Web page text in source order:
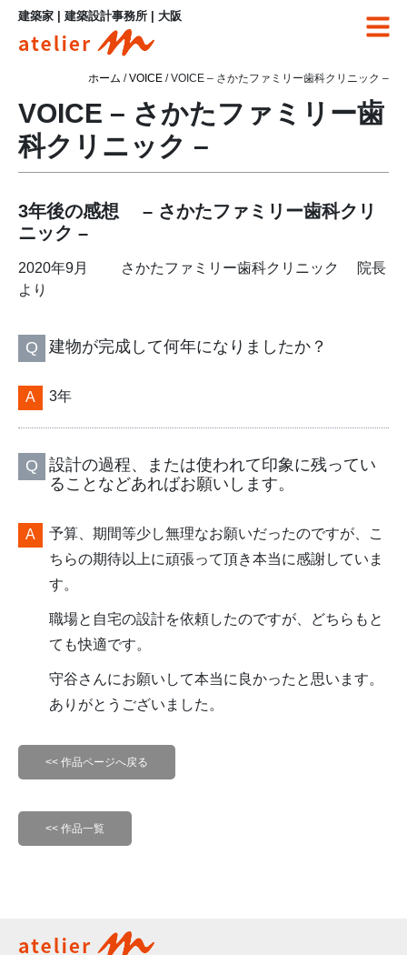
建築家 | 建築設計事務所 | 大阪
ホーム /VOICE / VOICE – さかたファミリー歯科クリニック –
VOICE – さかたファミリー歯
科クリニック –
3年後の感想 – さかたファミリー歯科クリ
ニック –
2020年9月 さかたファミリー歯科クリニック 院長
より
建物が完成して何年になりましたか？
3年
設計の過程、または使われて印象に残ってい
ることなどあればお願いします。
予算、期間等少し無理なお願いだったのですが、こ
ちらの期待以上に頑張って頂き本当に感謝していま
す。
職場と自宅の設計を依頼したのですが、どちらもと
ても快適です。
守谷さんにお願いして本当に良かったと思います。
ありがとうございました。
<< 作品ページへ戻る
<< 作品一覧